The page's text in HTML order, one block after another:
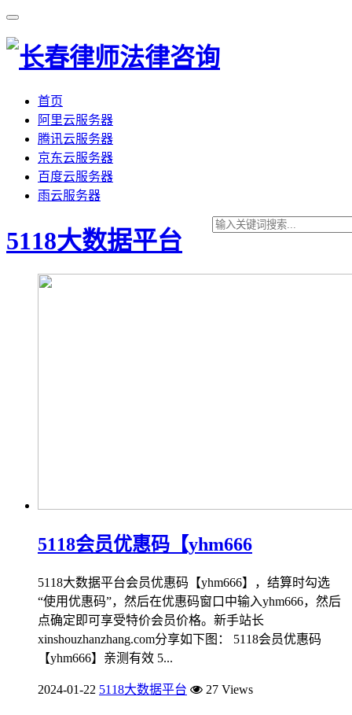
首页
阿里云服务器
腾讯云服务器
京东云服务器
百度云服务器
雨云服务器
5118大数据平台
5118会员优惠码【yhm666
5118大数据平台会员优惠码【yhm666】，结算时勾选
“使用优惠码”，然后在优惠码窗口中输入yhm666，然后
点确定即可享受特价会员价格。新手站长
xinshouzhanzhang.com分享如下图： 5118会员优惠码
【yhm666】亲测有效 5...
2024-01-22 5118大数据平台 27 Views